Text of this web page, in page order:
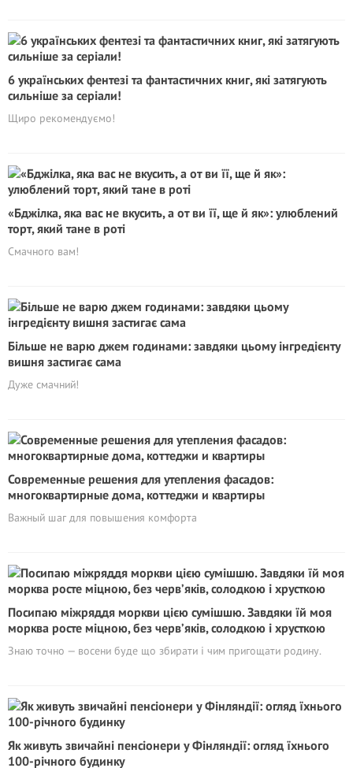
6 українських фентезі та фантастичних книг, які затягують
сильніше за серіали!
Щиро рекомендуємо!
«Бджілка, яка вас не вкусить, а от ви її, ще й як»: улюблений
торт, який тане в роті
Смачного вам!
Більше не варю джем годинами: завдяки цьому інгредієнту
вишня застигає сама
Дуже смачний!
Современные решения для утепления фасадов:
многоквартирные дома, коттеджи и квартиры
Важный шаг для повышения комфорта
Посипаю міжряддя моркви цією сумішшю. Завдяки їй моя
морква росте міцною, без черв’яків, солодкою і хрусткою
Знаю точно — восени буде що збирати і чим пригощати родину.
Як живуть звичайні пенсіонери у Фінляндії: огляд їхнього
100-річного будинку